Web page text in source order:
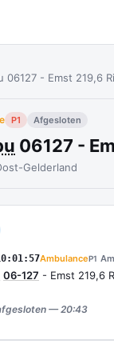
06127 - Emst 219,6
P1 Afgesloten
06127 -
Gelderland
AmbulanceP1
06-127 - Emst 219,6
— 20:43